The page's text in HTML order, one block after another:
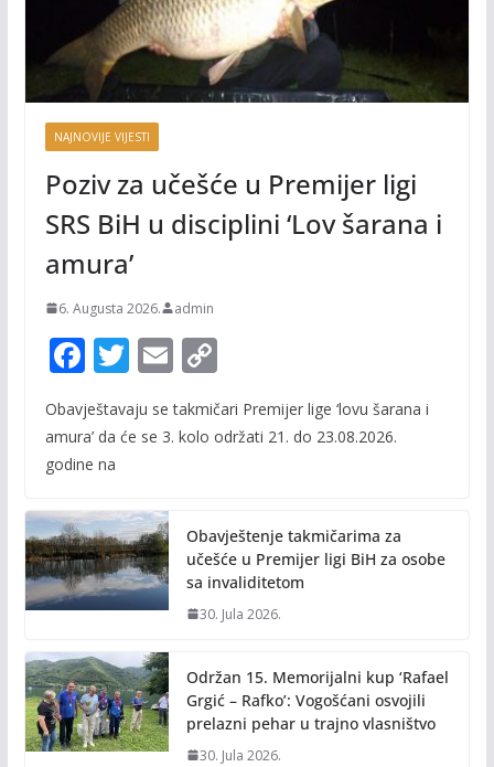
NAJNOVIJE VIJESTI
Poziv za učešće u Premijer ligi
SRS BiH u disciplini ‘Lov šarana i
amura’
6. Augusta 2026. admin
F
ac
e
b
o
k
T
itt
E
m
ai
C
o
p
n
k
Obavještavaju se takmičari Premijer lige ‘lovu šarana i
amura’ da će se 3. kolo održati 21. do 23.08.2026.
godine na
Obavještenje takmičarima za
učešće u Premijer ligi BiH za osobe
sa invaliditetom
30. Jula 2026.
Održan 15. Memorijalni kup ‘Rafael
Grgić – Rafko’: Vogošćani osvojili
prelazni pehar u trajno vlasništvo
30. Jula 2026.